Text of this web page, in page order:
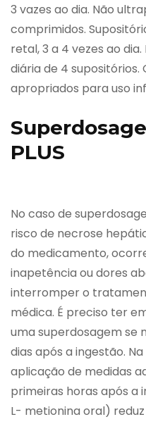
3 vazes ao dia. Não
comprimidos.
retal, 3 a 4 vezes ao
diária de 4 supositórios.
apropriados para uso
PLUS
No caso de
risco de necrose
do medicamento,
inapetência ou dores
interromper o
médica. É preciso ter
uma superdosagem se
dias após a ingestão.
aplicação de medidas
primeiras horas após a
L- metionina oral)